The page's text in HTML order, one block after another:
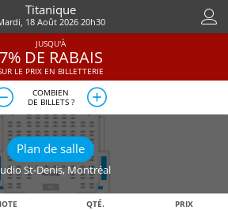
Titanique
18 Août 2026 20h30
JUSQU'À
7% DE RABAIS
LE PRIX EN BILLETTERIE
COMBIEN
DE BILLETS ?
Plan de salle
St-Denis, Montréal
QTÉ. PRIX